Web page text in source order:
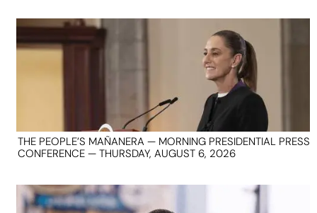
THE PEOPLE’S MAÑANERA — MORNING PRESIDENTIAL PRESS
CONFERENCE — THURSDAY, AUGUST 6, 2026